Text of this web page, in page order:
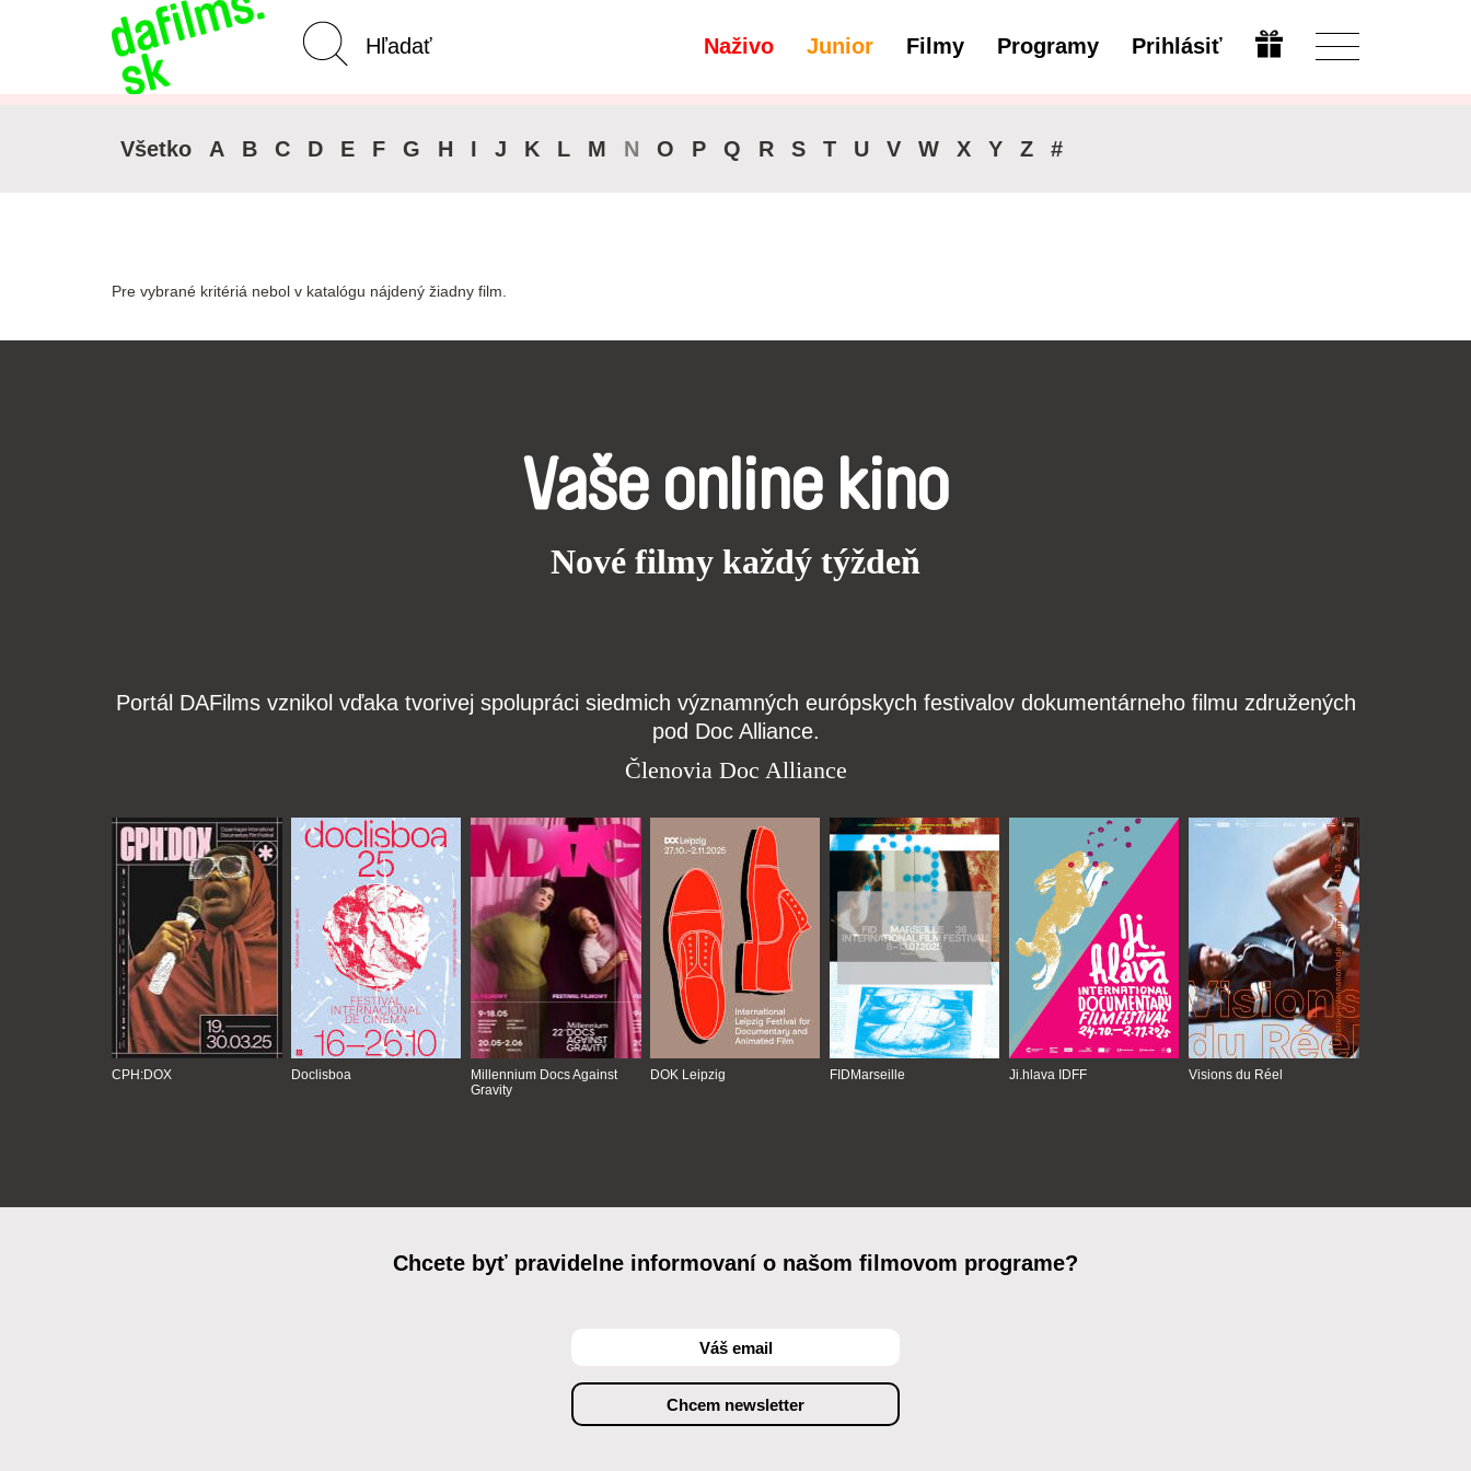
Naživo Junior Filmy Programy Prihlásiť
Pokročilé vyhľadávanie Upraviť
Všetko A B C D E F G H I J K L M N O P Q R S T U V W X Y Z #
Pre vybrané kritériá nebol v katalógu nájdený žiadny film.
Vaše online kino
Nové filmy každý týždeň
Portál DAFilms vznikol vďaka tvorivej spolupráci siedmich významných európskych festivalov dokumentárneho filmu združených
pod Doc Alliance.
Členovia Doc Alliance
CPH:DOX Doclisboa
Millennium Docs Against
Gravity
DOK Leipzig FIDMarseille Ji.hlava IDFF Visions du Réel
Chcete byť pravidelne informovaní o našom filmovom programe?